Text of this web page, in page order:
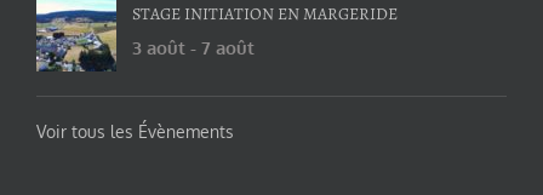
STAGE INITIATION EN MARGERIDE
3 août - 7 août
Voir tous les Évènements